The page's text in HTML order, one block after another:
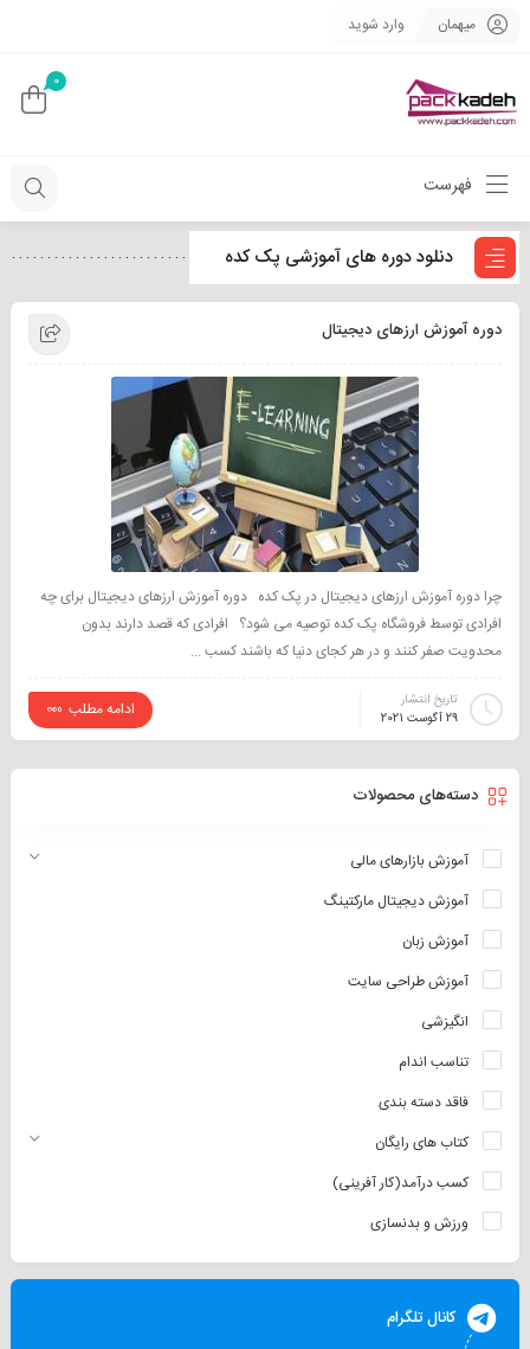
میهمان وارد شوید
0
فهرست
دنلود دوره های آموزشی پک کده
دوره آموزش ارزهای دیجیتال
چرا دوره آموزش ارزهای دیجیتال در پک کده دوره آموزش ارزهای دیجیتال برای چه
افرادی توسط فروشگاه پک کده توصیه می شود؟ افرادی که قصد دارند بدون
محدویت صفر کنند و در هر کجای دنیا که باشند کسب ...
تاریخ انتشار
29 آگوست 2021
ادامه مطلب
دسته‌های محصولات
آموزش بازارهای مالی
آموزش دیجیتال مارکتینگ
آموزش زبان
آموزش طراحی سایت
انگیزشی
تناسب اندام
فاقد دسته بندی
کتاب های رایگان
کسب درآمد(کار آفرینی)
ورزش و بدنسازی
کانال تلگرام